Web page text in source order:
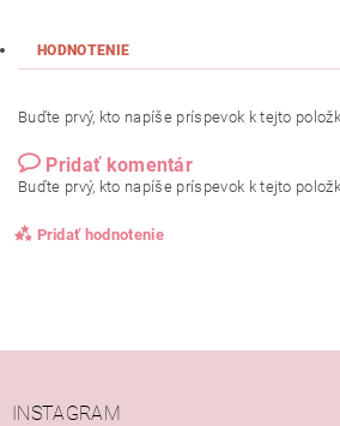
HODNOTENIE
Buďte prvý, kto napíše príspevok k tejto
Pridať komentár
Buďte prvý, kto napíše príspevok k tejto
Pridať hodnotenie
INSTAGRAM